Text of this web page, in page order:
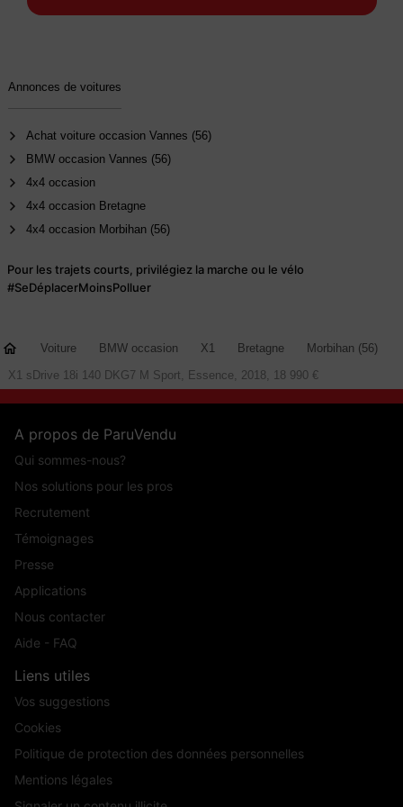
Designation du modèle
Eléments extérieurs (poignées de portes) couleur carrosserie
Montant B en noir brillant
Sortie d'échappement simple à gauche ronde et chromée
Antidémarrage électronique EWS IV
Roues
Jantes en alliage léger 18'' (46cm) bicilores style 570M à rayons
doubles 7,5Jx18" avec pneus 225/50 R18
Sécurité passive
Airbag passager déconnectable et fixations ISOFIX pour siège
passager AV
Airbags de tête AV et AR avec voile de protection contre les débris
de verre
Annonces de voitures
Achat voiture occasion Vannes (56)
BMW occasion Vannes (56)
4x4 occasion
4x4 occasion Bretagne
4x4 occasion Morbihan (56)
Pour les trajets courts, privilégiez la marche ou le vélo
#SeDéplacerMoinsPolluer
Voiture BMW occasion X1 Bretagne
Morbihan (56)
X1 sDrive 18i 140 DKG7 M Sport, Essence, 2018, 18 990 €
A propos de ParuVendu
Qui sommes-nous?
Nos solutions pour les pros
Recrutement
Témoignages
Presse
Applications
Nous contacter
Aide - FAQ
Liens utiles
Vos suggestions
Cookies
Politique de protection des données personnelles
Mentions légales